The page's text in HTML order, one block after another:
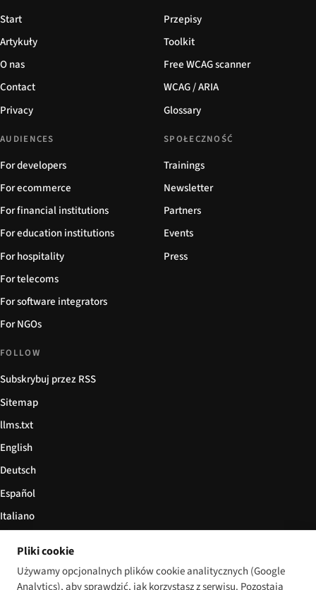
Start
Artykuły
O nas
Contact
Privacy
Przepisy
Toolkit
Free WCAG scanner
WCAG / ARIA
Glossary
AUDIENCES
For developers
For ecommerce
For financial institutions
For education institutions
For hospitality
For telecoms
For software integrators
For NGOs
SPOŁECZNOŚĆ
Trainings
Newsletter
Partners
Events
Press
FOLLOW
Subskrybuj przez RSS
Sitemap
llms.txt
English
Deutsch
Español
Italiano
Pliki cookie
Używamy opcjonalnych plików cookie analitycznych (Google
Analytics), aby sprawdzić, jak korzystasz z serwisu. Pozostają